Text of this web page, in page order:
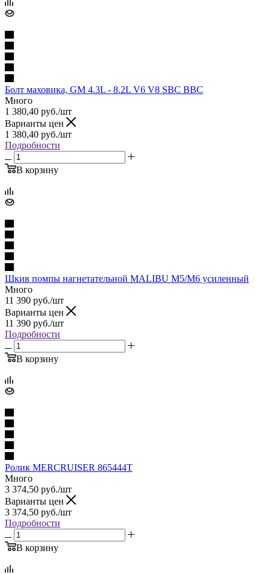
Болт маховика, GM 4.3L - 8.2L V6 V8 SBC BBC
Много
1 380,40 руб./шт
Варианты цен
1 380,40 руб./шт
Подробности
В корзину
Шкив помпы нагнетательной MALIBU M5/M6 усиленный
Много
11 390 руб./шт
Варианты цен
11 390 руб./шт
Подробности
В корзину
Ролик MERCRUISER 865444T
Много
3 374,50 руб./шт
Варианты цен
3 374,50 руб./шт
Подробности
В корзину